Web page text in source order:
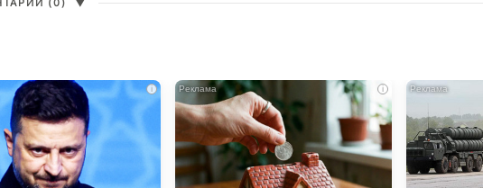
(0) ▼
i i